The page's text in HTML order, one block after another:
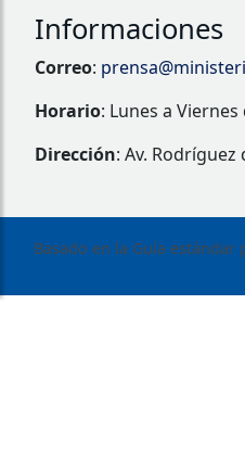
Informaciones
Correo:
Horario: Lunes a Viernes
Dirección: Av. Rodríguez
Basado en la Guía